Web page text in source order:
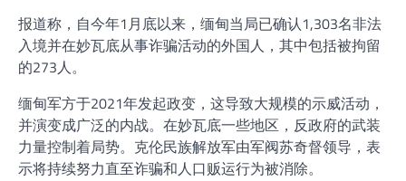
报道称，自今年1月底以来，缅甸当局已确认1,303名非法
入境并在妙瓦底从事诈骗活动的外国人，其中包括被拘留
的273人。
缅甸军方于2021年发起政变，这导致大规模的示威活动，
并演变成广泛的内战。在妙瓦底一些地区，反政府的武装
力量控制着局势。克伦民族解放军由军阀苏奇督领导，表
示将持续努力直至诈骗和人口贩运行为被消除。